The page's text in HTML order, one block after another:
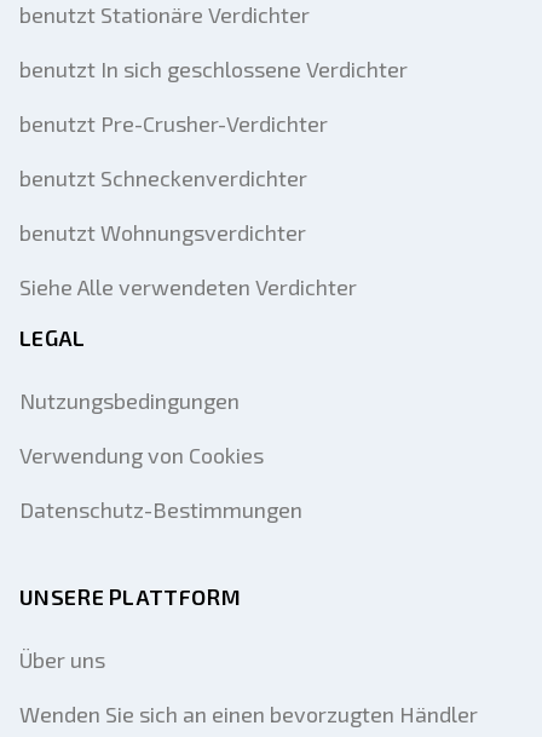
benutzt Stationäre Verdichter
benutzt In sich geschlossene Verdichter
benutzt Pre-Crusher-Verdichter
benutzt Schneckenverdichter
benutzt Wohnungsverdichter
Siehe Alle verwendeten Verdichter
LEGAL
Nutzungsbedingungen
Verwendung von Cookies
Datenschutz-Bestimmungen
UNSERE PLATTFORM
Über uns
Wenden Sie sich an einen bevorzugten Händler